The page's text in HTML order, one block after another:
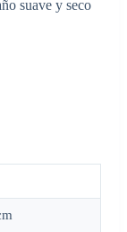
suave y seco